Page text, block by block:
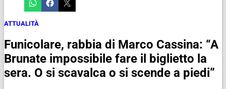
ATTUALITÀ
Funicolare, rabbia di Marco Cassina: “A
Brunate impossibile fare il biglietto la
sera. O si scavalca o si scende a piedi”